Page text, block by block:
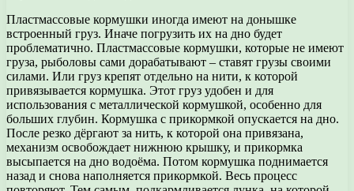
Пластмассовые кормушки иногда имеют на донышке
встроенный груз. Иначе погрузить их на дно будет
проблематично. Пластмассовые кормушки, которые не имеют
груза, рыболовы сами дорабатывают – ставят грузы своими
силами. Или груз крепят отдельно на нити, к которой
привязывается кормушка. Этот груз удобен и для
использования с металлической кормушкой, особенно для
больших глубин. Кормушка с прикормкой опускается на дно.
После резко дёргают за нить, к которой она привязана,
механизм освобождает нижнюю крышку, и прикормка
высыпается на дно водоёма. Потом кормушка поднимается
назад и снова наполняется прикормкой. Весь процесс